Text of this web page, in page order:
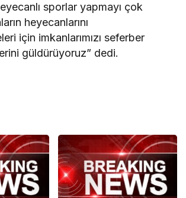
sporlar yapmayı çok
heyecanlarını
için imkanlarımızı seferber
güldürüyoruz” dedi.